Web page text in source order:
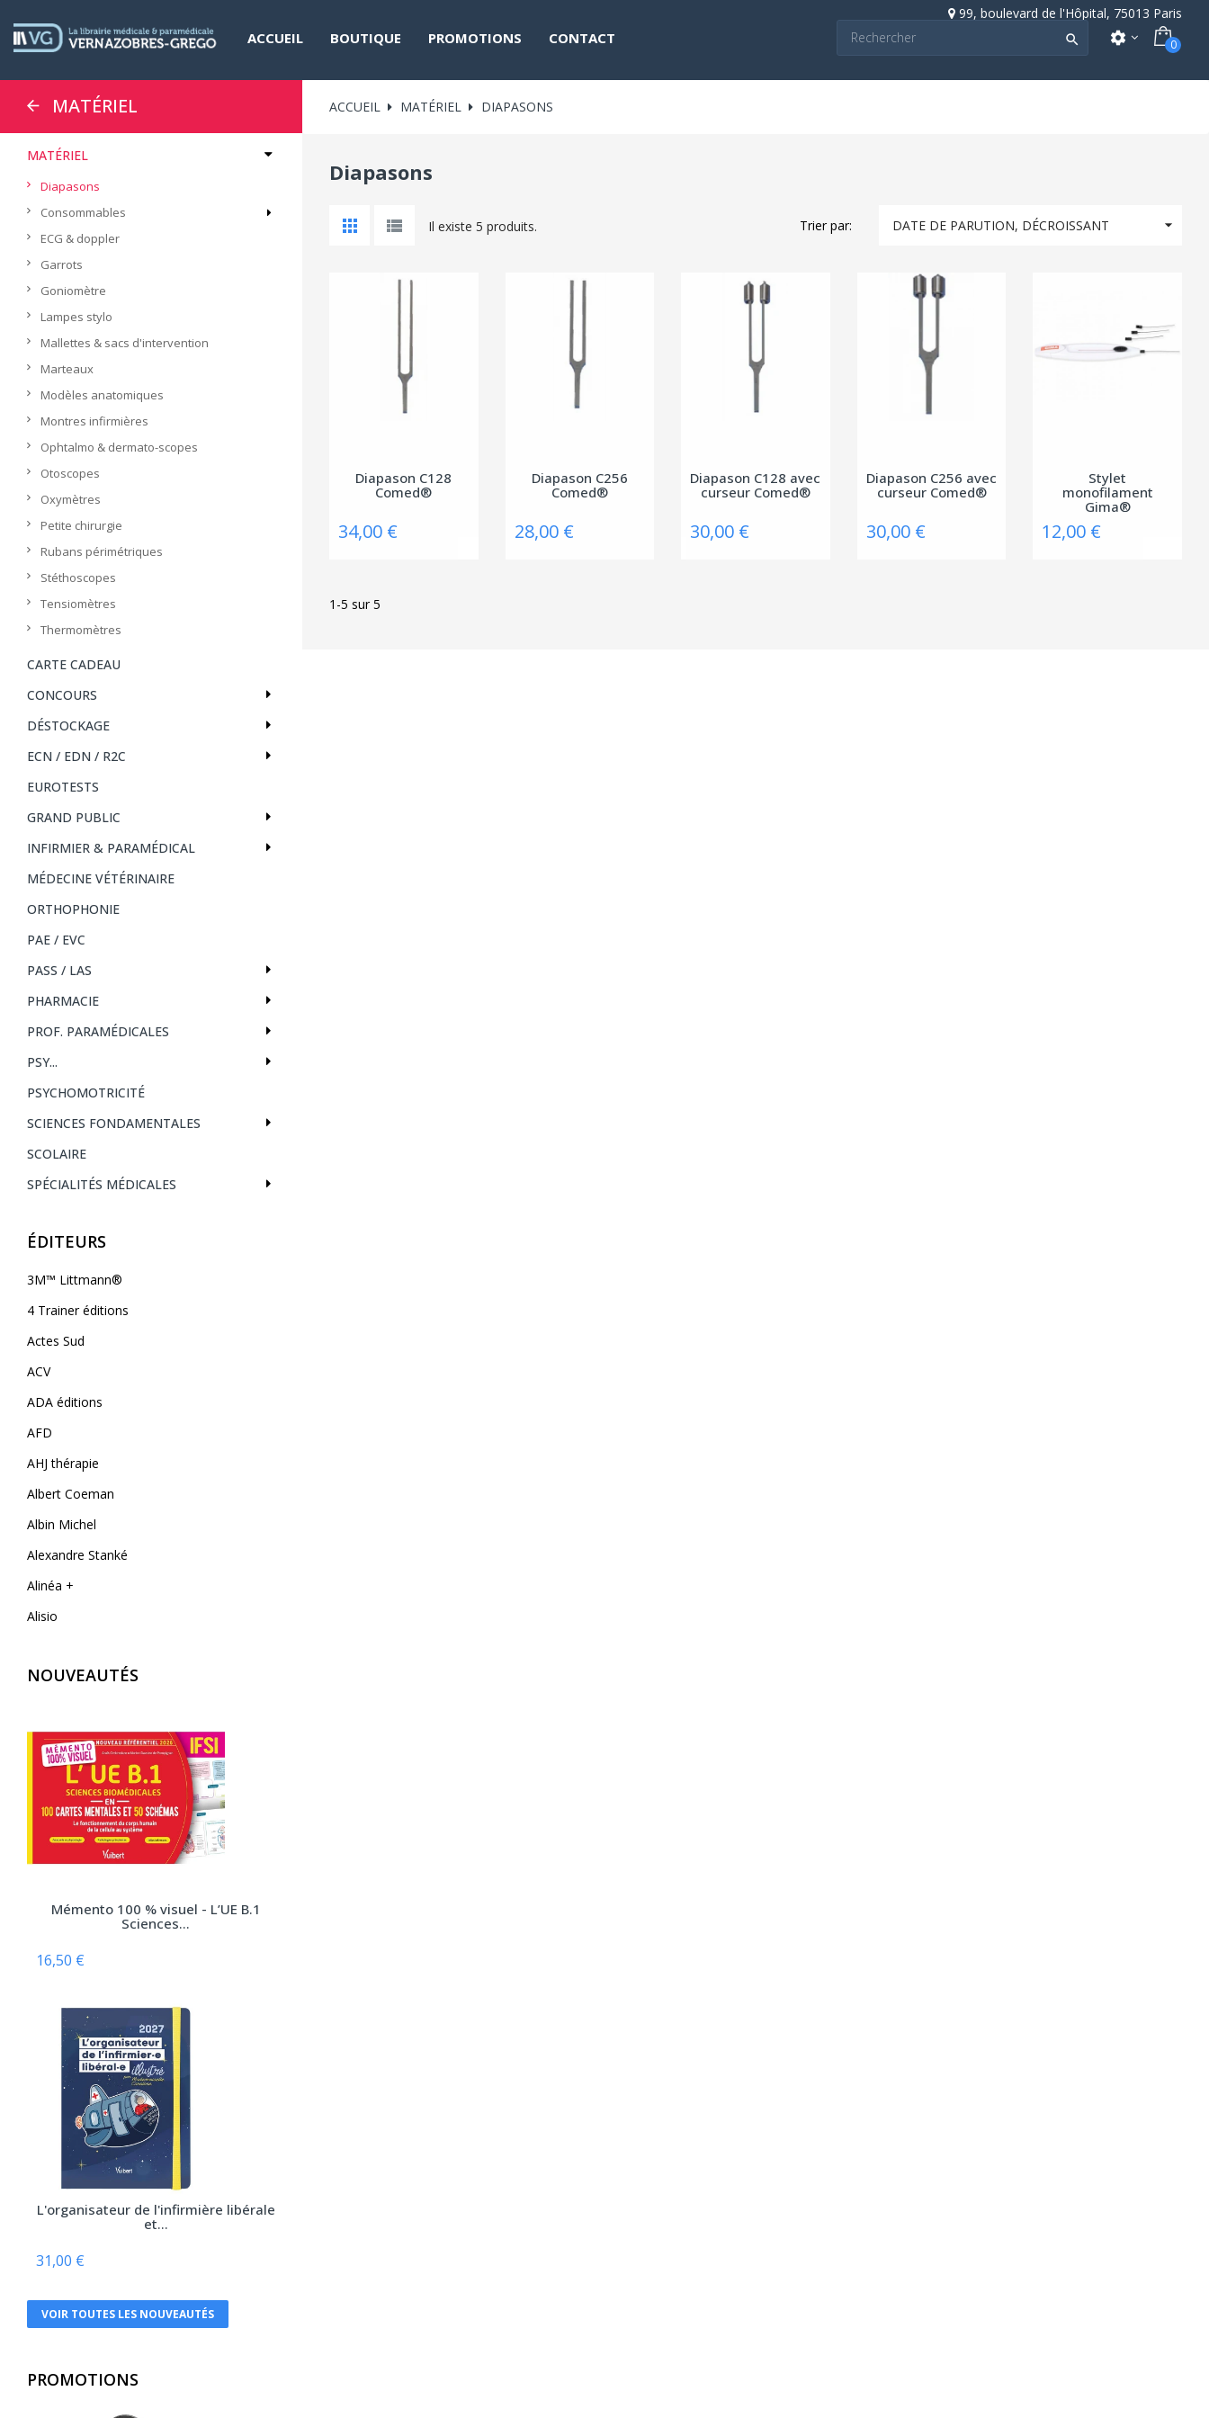
99, boulevard de l'Hôpital, 75013 Paris
ACCUEIL BOUTIQUE PROMOTIONS CONTACT  settings 0
MATÉRIEL
MATÉRIEL
Diapasons
Consommables
ECG & doppler
Garrots
Goniomètre
Lampes stylo
Mallettes & sacs d'intervention
Marteaux
Modèles anatomiques
Montres infirmières
Ophtalmo & dermato-scopes
Otoscopes
Oxymètres
Petite chirurgie
Rubans périmétriques
Stéthoscopes
Tensiomètres
Thermomètres
CARTE CADEAU
CONCOURS
DÉSTOCKAGE
ECN / EDN / R2C
EUROTESTS
GRAND PUBLIC
INFIRMIER & PARAMÉDICAL
MÉDECINE VÉTÉRINAIRE
ORTHOPHONIE
PAE / EVC
PASS / LAS
PHARMACIE
PROF. PARAMÉDICALES
PSY...
PSYCHOMOTRICITÉ
SCIENCES FONDAMENTALES
SCOLAIRE
SPÉCIALITÉS MÉDICALES
ÉDITEURS
3M™ Littmann®
4 Trainer éditions
Actes Sud
ACV
ADA éditions
AFD
AHJ thérapie
Albert Coeman
Albin Michel
Alexandre Stanké
Alinéa +
Alisio
Allary éditions
Alpha Pict
Alphil éditions
Amphora
Anfortas
Anthemis
Arènes (Editions Les)
Armand Colin
Atlande
Bayard Jeunesse
Berger Levrault
Biocare
Breal
NOUVEAUTÉS
Mémento 100 % visuel - L’UE B.1
Sciences...
16,50 €
L'organisateur de l'infirmière libérale
et...
31,00 €
VOIR TOUTES LES NOUVEAUTÉS
PROMOTIONS
ACCUEIL MATÉRIEL DIAPASONS
Diapasons
Il existe 5 produits. Trier par: DATE DE PARUTION, DÉCROISSANT 
Diapason C128
Comed®
34,00 €
Diapason C256
Comed®
28,00 €
Diapason C128 avec
curseur Comed®
30,00 €
Diapason C256 avec
curseur Comed®
30,00 €
Stylet
monofilament
Gima®
12,00 €
1-5 sur 5